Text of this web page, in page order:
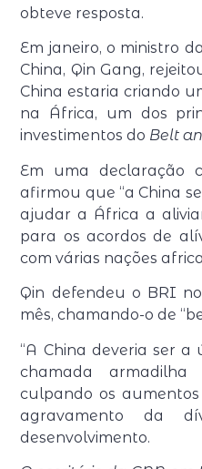
obteve resposta.
Em janeiro, o ministro
China, Qin Gang,
China estaria criando
na África, um dos
investimentos do Belt
Em uma declaração
afirmou que “a China
ajudar a África a
para os acordos de
com várias nações
Qin defendeu o BRI
mês, chamando-o de
“A China deveria ser
chamada
culpando os
agravamento da
desenvolvimento.